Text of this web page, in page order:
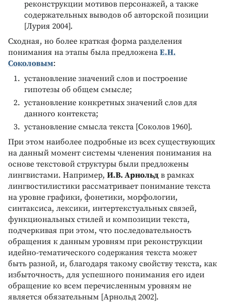
реконструкции мотивов персонажей, а также
содержательных выводов об авторской позиции
[Лурия 2004].
Сходная, но более краткая форма разделения
понимания на этапы была предложена Е.Н.
Соколовым:
установление значений слов и построение
гипотезы об общем смысле;
установление конкретных значений слов для
данного контекста;
установление смысла текста [Соколов 1960].
При этом наиболее подробные из всех существующих
на данный момент системы членения понимания на
основе текстовой структуры были предложены
лингвистами. Например, И.В. Арнольд в рамках
лингвостилистики рассматривает понимание текста
на уровне графики, фонетики, морфологии,
синтаксиса, лексики, интертекстуальных связей,
функциональных стилей и композиции текста,
подчеркивая при этом, что последовательность
обращения к данным уровням при реконструкции
идейно-тематического содержания текста может
быть разной, и, благодаря такому свойству текста, как
избыточность, для успешного понимания его идеи
обращение ко всем перечисленным уровням не
является обязательным [Арнольд 2002].